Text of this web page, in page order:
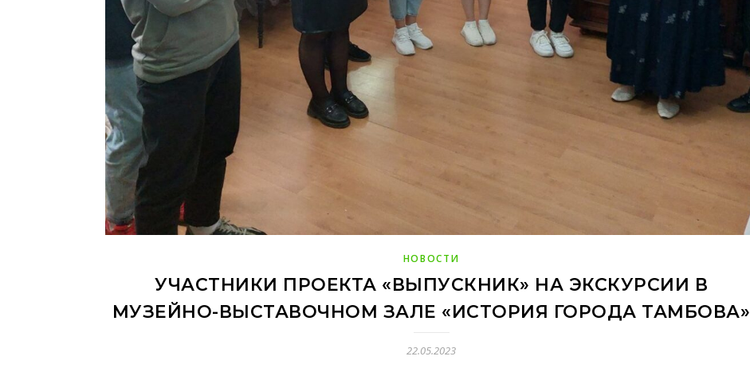
НОВОСТИ
УЧАСТНИКИ ПРОЕКТА «ВЫПУСКНИК» НА ЭКСКУРСИИ В
МУЗЕЙНО-ВЫСТАВОЧНОМ ЗАЛЕ «ИСТОРИЯ ГОРОДА ТАМБОВА»
22.05.2023